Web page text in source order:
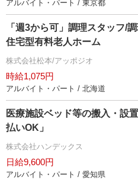
アルバイト・パート / 東京都
「週3から可」調理スタッフ/
住宅型有料老人ホーム
株式会社松本/アッポジオ
時給1,075円
アルバイト・パート / 北海道
医療施設ベッド等の搬入・設
払いOK」
株式会社ハンデックス
日給9,600円
アルバイト・パート / 愛知県